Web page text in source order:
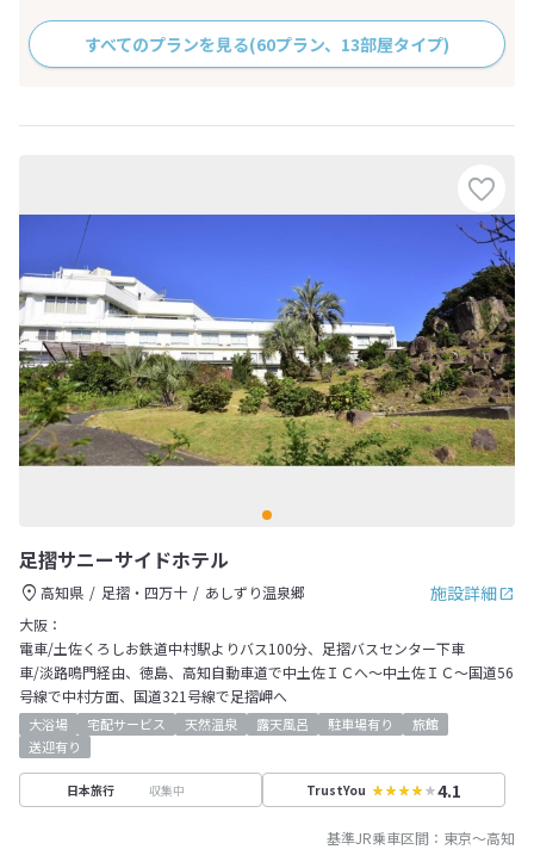
すべてのプランを見る(60プラン、13部屋タイプ)
足摺サニーサイドホテル
施設詳細
高知県 足摺・四万十
あしずり温泉郷
大阪：
電車/土佐くろしお鉄道中村駅よりバス100分、足摺バスセンター下車
車/淡路鳴門経由、徳島、高知自動車道で中土佐ＩＣへ～中土佐ＩＣ～国道56
号線で中村方面、国道321号線で足摺岬へ
大浴場 宅配サービス 天然温泉 露天風呂 駐車場有り
旅館
送迎有り
日本旅行 収集中 TrustYou 4.1
基準JR乗車区間： 東京～高知